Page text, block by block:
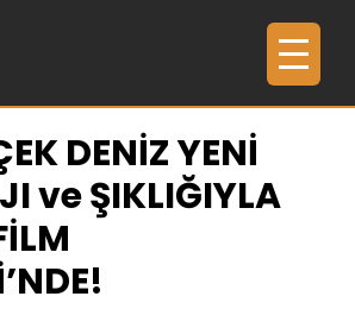
DENİZ YENİ
ve ŞIKLIĞIYLA